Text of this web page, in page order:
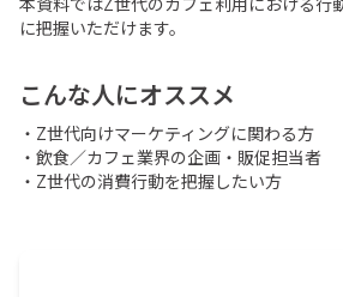
に把握いただけます。
こんな人にオススメ
・Z世代向けマーケティングに関わる方
・飲食／カフェ業界の企画・販促担当者
・Z世代の消費行動を把握したい方